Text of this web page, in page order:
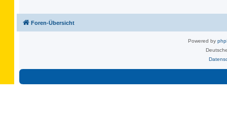
Foren-Übersicht
Powered by